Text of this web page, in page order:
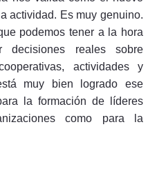
actividad. Es muy genuino.
podemos tener a la hora
decisiones reales sobre
actividades y
muy bien logrado ese
la formación de líderes
como para la